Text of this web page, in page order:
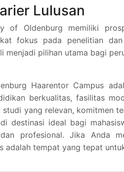
Lulusan
of Oldenburg memiliki
fokus pada penelitian
menjadi pilihan utama bagi
Haarentor Campus
berkualitas, fasilitas
yang relevan, komitmen
destinasi ideal bagi
profesional. Jika Anda
adalah tempat yang tepat